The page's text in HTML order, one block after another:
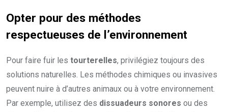
Opter pour des méthodes
respectueuses de l’environnement
Pour faire fuir les tourterelles, privilégiez toujours des
solutions naturelles. Les méthodes chimiques ou invasives
peuvent nuire à d’autres animaux ou à votre environnement.
Par exemple, utilisez des dissuadeurs sonores ou des